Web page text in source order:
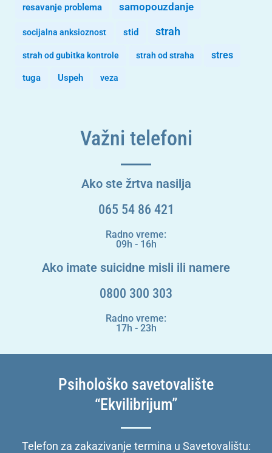
resavanje problema samopouzdanje
socijalna anksioznost stid strah
strah od gubitka kontrole strah od straha stres
tuga Uspeh veza
Važni telefoni
Ako ste žrtva nasilja
065 54 86 421
Radno vreme:
09h - 16h
Ako imate suicidne misli ili namere
0800 300 303
Radno vreme:
17h - 23h
Psihološko savetovalište
“Ekvilibrijum”
Telefon za zakazivanje termina u Savetovalištu: